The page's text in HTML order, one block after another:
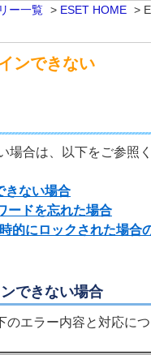
ー一覧 > ESET HOME >
ンできない
場合は、以下をご参照
きない場合
ードを忘れた場合
的にロックされた場合
できない場合
のエラー内容と対応に